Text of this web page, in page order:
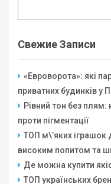
Свежие Записи
«Евроворота»: які
приватних будинків у
Рівний тон без плям:
проти пігментації
ТОП м\’яких іграшок
високим попитом та
Де можна купити
ТОП українських